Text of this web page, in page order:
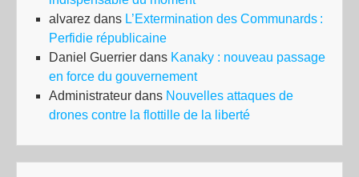
alvarez dans L’Extermination des Communards :
Perfidie républicaine
Daniel Guerrier dans Kanaky : nouveau passage
en force du gouvernement
Administrateur dans Nouvelles attaques de
drones contre la flottille de la liberté